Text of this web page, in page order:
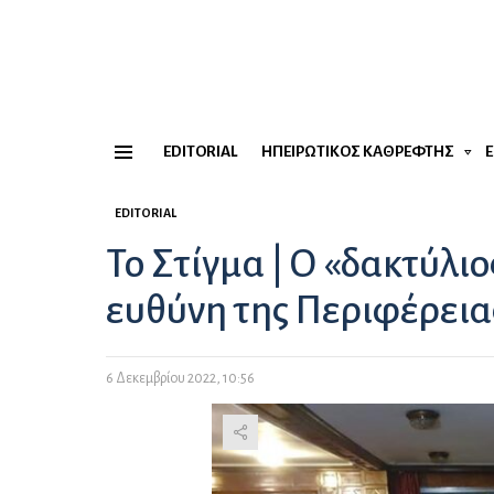
EDITORIAL ΗΠΕΙΡΏΤΙΚΟΣ ΚΑΘΡΈΦΤΗΣ
EDITORIAL
Το Στίγμα | Ο
ευθύνη της
6 Δεκεμβρίου 2022, 10:56